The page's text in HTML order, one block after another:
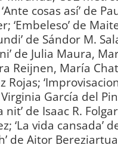
cosas así’ de
‘Embeleso’ de
de Sándor M.
de Julia Maura,
Reijnen, María
Rojas;
García del
de Isaac R.
‘La vida cansada’
de Aitor